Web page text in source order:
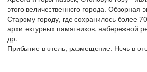
этого величественного города. Обзорная
Старому городу, где сохранилось более
архитектурных памятников, набережной
др.
Прибытие в отель, размещение. Ночь в